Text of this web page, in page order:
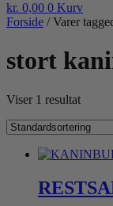
kr. 0,00 0 Kurv
Forside / Varer
stort
Viser 1 resultat